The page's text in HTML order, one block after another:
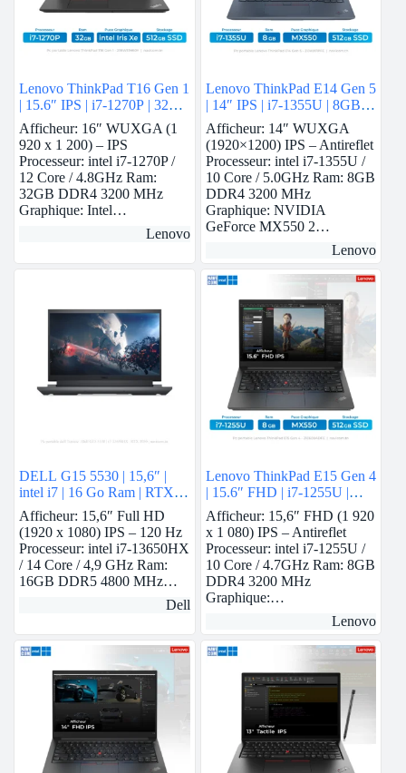
Lenovo ThinkPad T16 Gen 1
| 15.6″ IPS | i7-1270P | 32
GB Ram | intel Iris Xe | 512
GB SSD
Afficheur: 16″ WUXGA (1
920 x 1 200) – IPS
Processeur: intel i7-1270P /
12 Core / 4.8GHz Ram:
32GB DDR4 3200 MHz
Graphique: Intel…
Lenovo
Lenovo ThinkPad E14 Gen 5
| 14″ IPS | i7-1355U | 8GB
Ram | Nvidia MX550 | 512
GB SSD
Afficheur: 14″ WUXGA
(1920×1200) IPS – Antireflet
Processeur: intel i7-1355U /
10 Core / 5.0GHz Ram: 8GB
DDR4 3200 MHz
Graphique: NVIDIA
GeForce MX550 2…
Lenovo
DELL G15 5530 | 15,6″ |
intel i7 | 16 Go Ram | RTX
3050
Afficheur: 15,6″ Full HD
(1920 x 1080) IPS – 120 Hz
Processeur: intel i7-13650HX
/ 14 Core / 4,9 GHz Ram:
16GB DDR5 4800 MHz…
Dell
Lenovo ThinkPad E15 Gen 4
| 15.6″ FHD | i7-1255U |
8Gb Ram | Nvidia MX550 |
512 GB SSD
Afficheur: 15,6″ FHD (1 920
x 1 080) IPS – Antireflet
Processeur: intel i7-1255U /
10 Core / 4.7GHz Ram: 8GB
DDR4 3200 MHz
Graphique:…
Lenovo